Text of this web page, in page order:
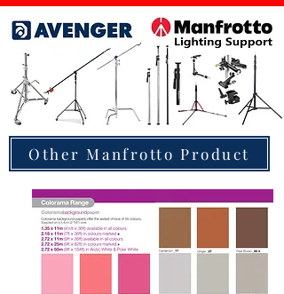
Other Manfrotto Product